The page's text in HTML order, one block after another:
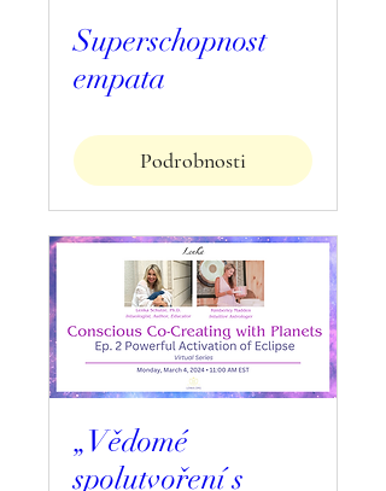
Superschopnost
empata
Podrobnosti
„Vědomé
spolutvoření s